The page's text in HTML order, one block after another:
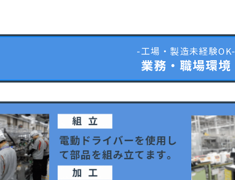
-工場・製造未経験OK-
業務・職場環境